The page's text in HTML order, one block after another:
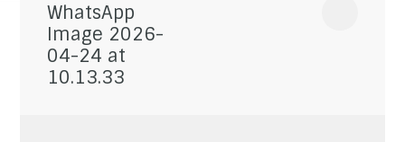
WhatsApp
Image 2026-
04-24 at
10.13.33